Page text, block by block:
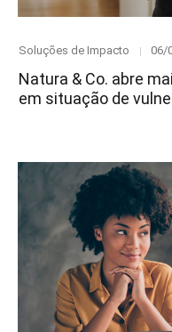
Category
Soluções de Impacto 06/
Natura & Co. abre
em situação de